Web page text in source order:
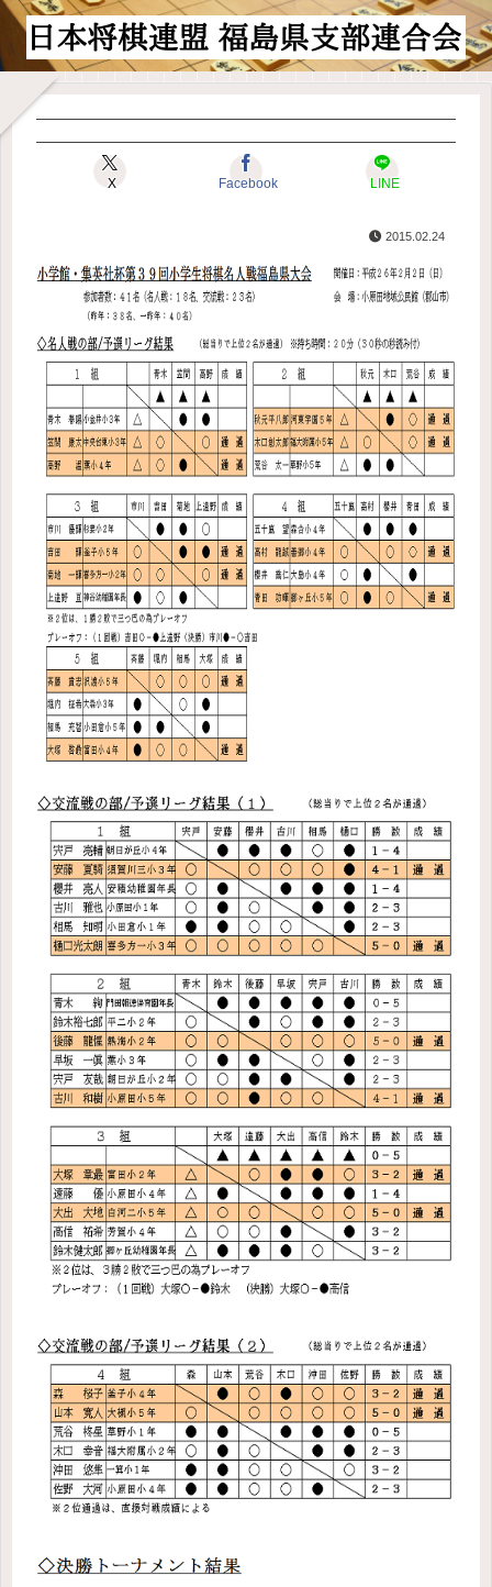
X Facebook LINE
2015.02.24